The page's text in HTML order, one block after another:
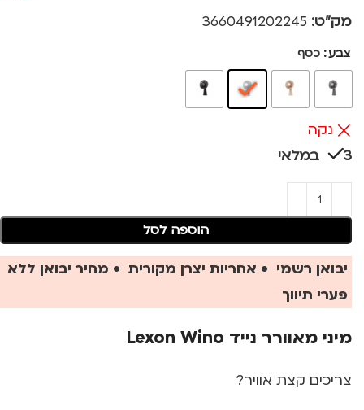
מק"ט: 3660491202245
צבע כסף
נקה
3 במלאי
הוספה לסל
יבואן רשמי • אחריות יצרן מקורית • מחיר יבואן ללא
פערי תיווך
מיני מאוורר נייד Lexon Wino
צריכים קצת אוויר?